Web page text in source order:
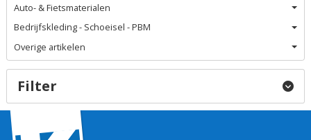
Auto- & Fietsmaterialen
Bedrijfskleding - Schoeisel - PBM
Overige artikelen
Filter